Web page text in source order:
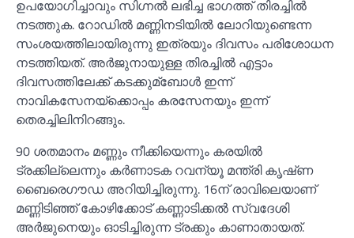
ഉപയോഗിച്ചാവും സിഗ്നല്‍ ലഭിച്ച ഭാഗത്ത് തിരച്ചില്‍
നടത്തുക. റോഡില്‍ മണ്ണിനടിയില്‍ ലോറിയുണ്ടെന്ന
സംശയത്തിലായിരുന്നു ഇത്രയും ദിവസം പരിശോധന
നടത്തിയത്. അർജുനായുള്ള തിരച്ചില്‍ എട്ടാം
ദിവസത്തിലേക്ക് കടക്കുമ്ബോള്‍ ഇന്ന്
നാവികസേനയ്ക്കൊപ്പം കരസേനയും ഇന്ന്
തെരച്ചിലിനിറങ്ങും.
90 ശതമാനം മണ്ണും നീക്കിയെന്നും കരയില്‍
ട്രക്കില്ലെന്നും കര്‍ണാടക റവന്യൂ മന്ത്രി കൃഷ്‌ണ
ബൈരെഗൗഡ അറിയിച്ചിരുന്നു. 16ന്‌ രാവിലെയാണ്‌
മണ്ണിടിഞ്ഞ്‌ കോഴിക്കോട്‌ കണ്ണാടിക്കല്‍ സ്വദേശി
അർജുനെയും ഓടിച്ചിരുന്ന ട്രക്കും കാണാതായത്‌.